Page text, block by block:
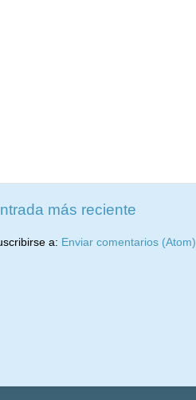
más reciente
a: Enviar comentarios (Atom)